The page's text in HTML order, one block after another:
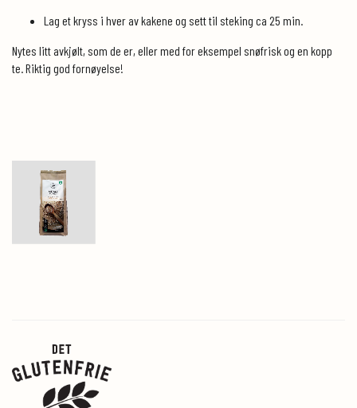
Lag et kryss i hver av kakene og sett til steking ca 25 min.
Nytes litt avkjølt, som de er, eller med for eksempel snøfrisk og en kopp
te. Riktig god fornøyelse!